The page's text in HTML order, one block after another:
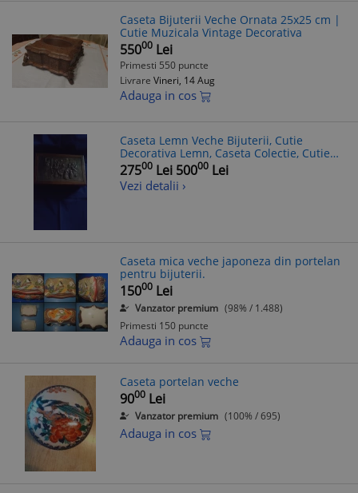
Caseta Bijuterii Veche Ornata 25x25 cm |
Cutie Muzicala Vintage Decorativa
55000 Lei
Primesti 550 puncte
Livrare Vineri, 14 Aug
Adauga in cos
Caseta Lemn Veche Bijuterii, Cutie
Decorativa Lemn, Caseta Colectie, Cutie
Bijuterii Lemn
27500 Lei 50000 Lei
Vezi detalii ›
Caseta mica veche japoneza din portelan
pentru bijuterii.
15000 Lei
Vanzator premium (98% / 1.488)
Primesti 150 puncte
Adauga in cos
Caseta portelan veche
9000 Lei
Vanzator premium (100% / 695)
Adauga in cos